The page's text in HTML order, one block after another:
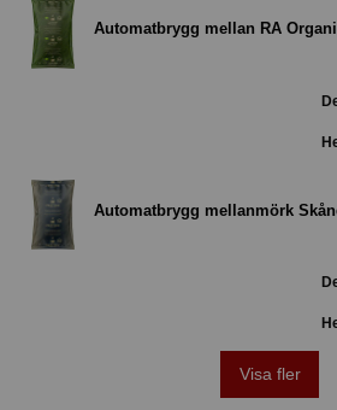
Automatbrygg mellan RA
Automatbrygg mellanmörk
Visa fler